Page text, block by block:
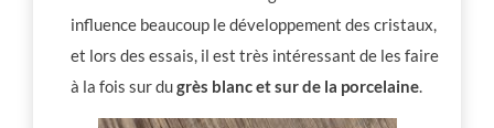
influence beaucoup le développement des cristaux,
et lors des essais, il est très intéressant de les faire
à la fois sur dugrès blanc et sur de la porcelaine.